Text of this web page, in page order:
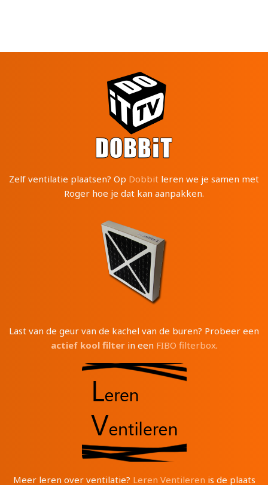
Zelf ventilatie plaatsen? Op Dobbit leren we je samen met
Roger hoe je dat kan aanpakken.
Last van de geur van de kachel van de buren? Probeer een
actief kool filterin een FIBO filterbox.
Meer leren over ventilatie? Leren Ventileren is de plaats